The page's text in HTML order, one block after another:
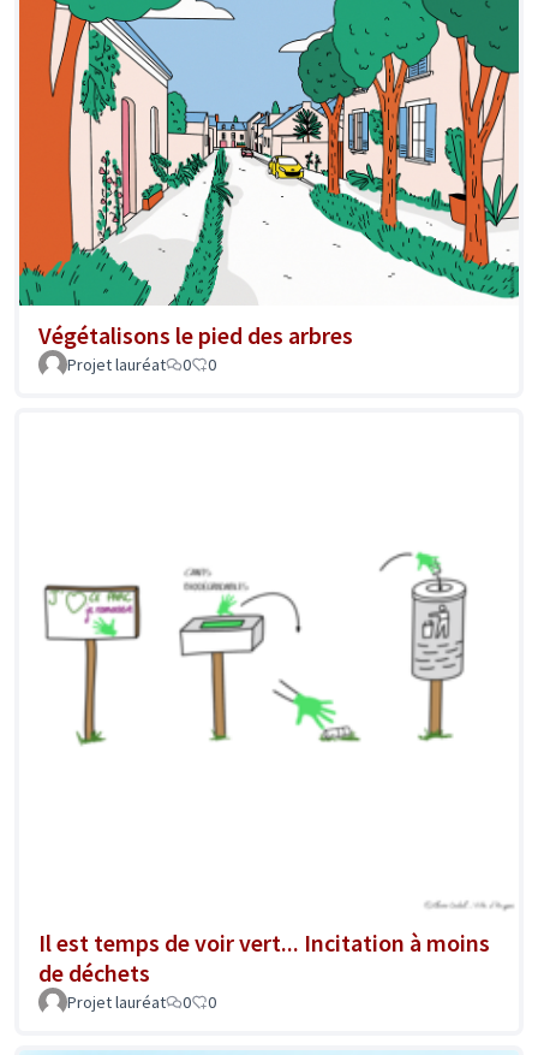
Végétalisons le pied des arbres
Projet lauréat 0 0
Il est temps de voir vert... Incitation à moins
de déchets
Projet lauréat 0 0